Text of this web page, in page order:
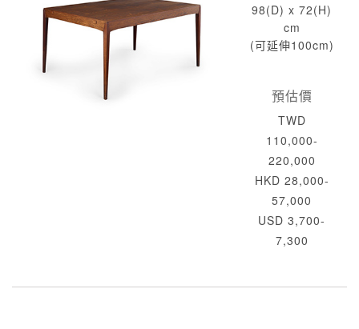
98(D) x 72(H)
cm
(可延伸100cm)
預估價
TWD
110,000-
220,000
HKD 28,000-
57,000
USD 3,700-
7,300